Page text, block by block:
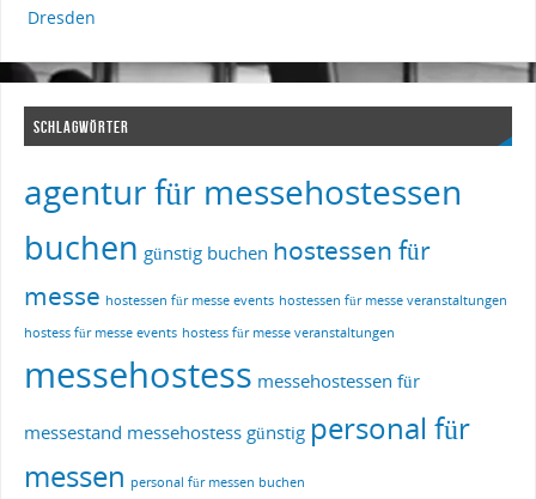
Dresden
SCHLAGWÖRTER
agentur für messehostessen
buchen günstig buchen hostessen für
messe hostessen für messe events hostessen für messe veranstaltungen
hostess für messe events hostess für messe veranstaltungen
messehostess messehostessen für
messestand messehostess günstig personal für
messen personal für messen buchen